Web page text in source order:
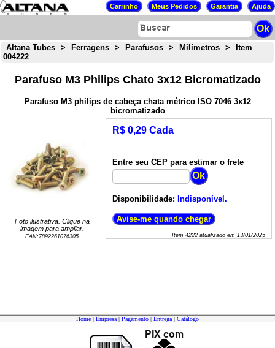
Altana Tubes > Ferragens > Parafusos > Milímetros >
Item
004222
Parafuso M3 Philips Chato 3x12 Bicromatizado
Parafuso M3 philips de cabeça chata métrico ISO 7046 3x12
bicromatizado
Foto ilustrativa. Clique na
imagem para ampliar.
EAN: 7892261076305
R$ 0,29 Cada
Entre seu CEP para estimar o frete
Disponibilidade: Indisponível.
Item 4222atualizado em 13/01/2025
Home | Empresa | Pagamento | Entrega | Catálogo